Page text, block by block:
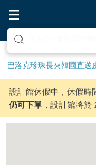
巴洛克珍珠長夾韓國直送
設計館休假中，休假
仍可下單 ，設計館將